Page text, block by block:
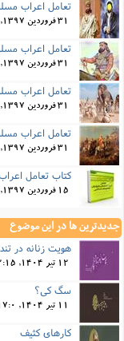
تعامل اعراب مسلمان و ایرانیان
31 فروردین 1397, 13:23
تعامل اعراب مسلمان و ایرانیان (7)
31 فروردین 1397, 14:6
تعامل اعراب مسلمان و ایرانیان (8)
31 فروردین 1397, 15:13
تعامل اعراب مسلمان و ایرانیان (9)
31 فروردین 1397, 16:9
کتاب تعامل
15 فروردین 1397, 0:56
جدیدترین ها در این موضوع
هویت زنانه در
12 تیر 1404, 12:15
سگ کی؟
11 تیر 1404, 17:0
کارهای کثیف